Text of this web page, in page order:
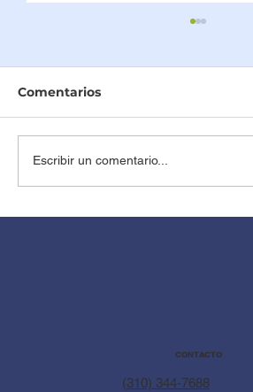
Comentarios
Escribir un comentario...
CONTACTO
(310) 344-7688